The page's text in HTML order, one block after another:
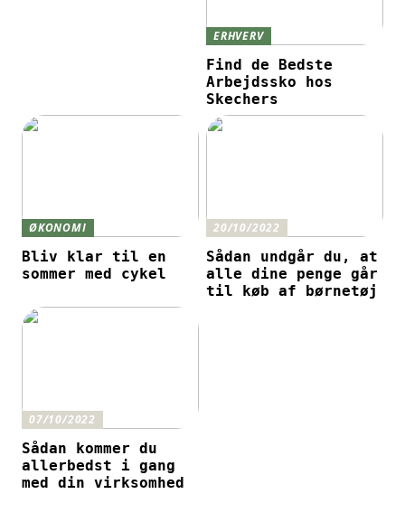
ERHVERV
Find de Bedste
Arbejdssko hos
Skechers
ØKONOMI
Bliv klar til en
sommer med cykel
20/10/2022
Sådan undgår du, at
alle dine penge går
til køb af børnetøj
07/10/2022
Sådan kommer du
allerbedst i gang
med din virksomhed